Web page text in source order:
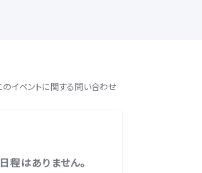
のイベントに関する問い合わせ
程はありません。